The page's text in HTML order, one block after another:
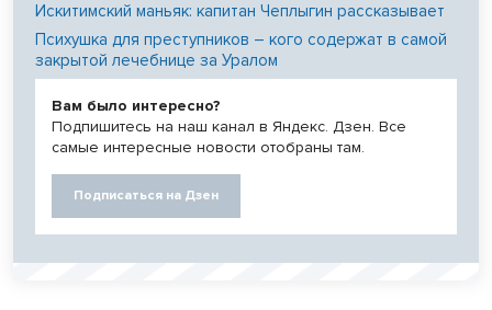
Искитимский маньяк: капитан Чеплыгин рассказывает
Психушка для преступников – кого содержат в самой
закрытой лечебнице за Уралом
Вам было интересно?
Подпишитесь на наш канал в Яндекс. Дзен. Все
самые интересные новости отобраны там.
Подписаться на Дзен